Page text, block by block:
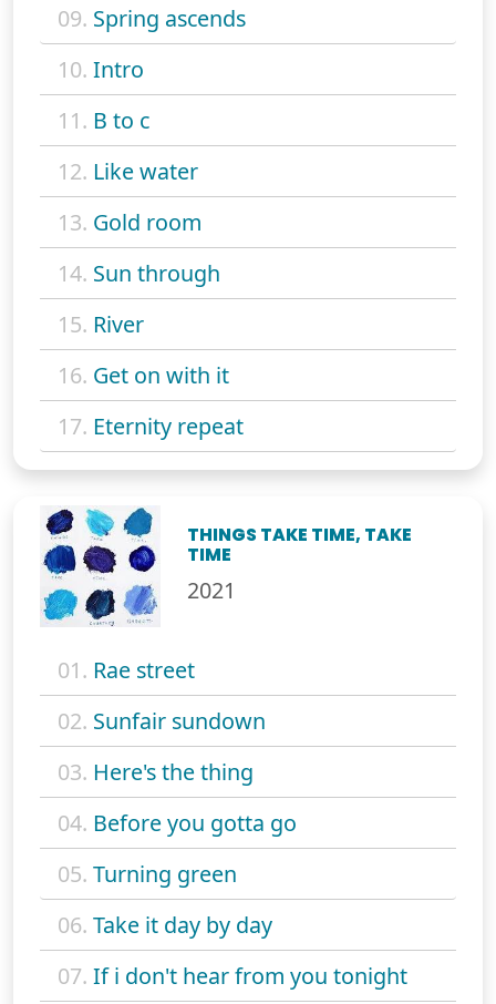
09. Spring ascends
10. Intro
11. B to c
12. Like water
13. Gold room
14. Sun through
15. River
16. Get on with it
17. Eternity repeat
THINGS TAKE TIME, TAKE
TIME
2021
01. Rae street
02. Sunfair sundown
03. Here's the thing
04. Before you gotta go
05. Turning green
06. Take it day by day
07. If i don't hear from you tonight